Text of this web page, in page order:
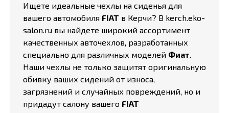
Ищете идеальные чехлы на сиденья для
вашего автомобиля FIAT в Керчи? В kerch.eko-
salon.ru вы найдете широкий ассортимент
качественных авточехлов, разработанных
специально для различных моделей Фиат.
Наши чехлы не только защитят оригинальную
обивку ваших сидений от износа,
загрязнений и случайных повреждений, но и
придадут салону вашего FIAT